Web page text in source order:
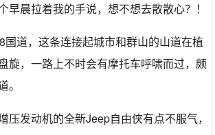
早晨拉着我的手说，想不想去散散心？！
国道，这条连接起城市和群山的山道在植
旋，一路上不时会有摩托车呼啸而过，颇
。
压发动机的全新Jeep自由侠有点不服气，